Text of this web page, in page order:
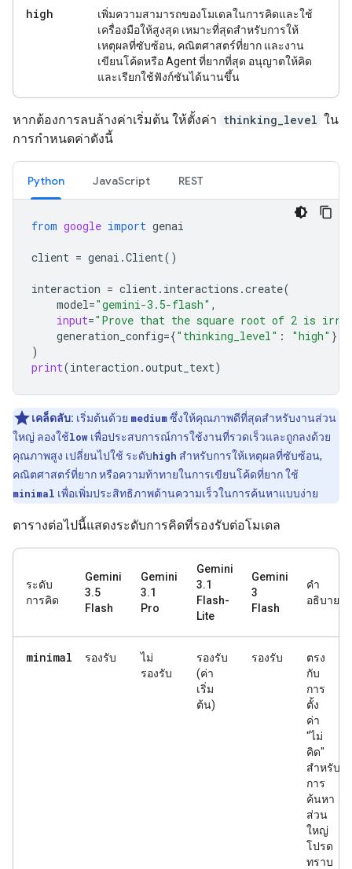
high
เพิ่มความสามารถของโมเดลในการคิดและใช้
เครื่องมือให้สูงสุด เหมาะที่สุดสำหรับการให้
เหตุผลที่ซับซ้อน, คณิตศาสตร์ที่ยาก และงาน
เขียนโค้ดหรือ Agent ที่ยากที่สุด อนุญาตให้คิด
และเรียกใช้ฟังก์ชันได้นานขึ้น
หากต้องการลบล้างค่าเริ่มต้น ให้ตั้งค่า thinking_level ใน
การกำหนดค่าดังนี้
Python JavaScript REST
from google import genai
client = genai .Client()
interaction = client. interactions .create(
model="gemini-3.5-flash" ,
input="Prove that the square root of 2 is
generation_config={"thinking_level" : "high" },
)
print(interaction .output_text)
เคล็ดลับ: เริ่มต้นด้วย mediumซึ่งให้คุณภาพดีที่สุดสำหรับงานส่วน
ใหญ่ ลองใช้low เพื่อประสบการณ์การใช้งานที่รวดเร็วและถูกลงด้วย
คุณภาพสูง เปลี่ยนไปใช้ ระดับhigh สำหรับการให้เหตุผลที่ซับซ้อน,
คณิตศาสตร์ที่ยาก หรือความท้าทายในการเขียนโค้ดที่ยาก ใช้
minimal เพื่อเพิ่มประสิทธิภาพด้านความเร็วในการค้นหาแบบง่าย
ตารางต่อไปนี้แสดงระดับการคิดที่รองรับต่อโมเดล
ระดับ
การคิด
Gemini
3.5
Flash
Gemini
3.1
Pro
Gemini
3.1
Flash-
Lite
Gemini
3
Flash
คำ
อธิบาย
minimal รองรับ
ไม่
รองรับ
รองรับ
(ค่า
เริ่ม
ต้น)
รองรับ
ตรง
กับ
การ
ตั้ง
ค่า
"ไม่
คิด"
สำหรับ
การ
ค้นหา
ส่วน
ใหญ่
โปรด
ทราบ